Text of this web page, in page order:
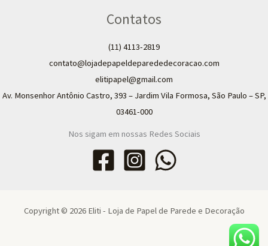
Contatos
(11) 4113-2819
contato@lojadepapeldeparededecoracao.com
elitipapel@gmail.com​
Av. Monsenhor Antônio Castro, 393 – Jardim Vila Formosa, São Paulo – SP,
03461-000
Nos sigam em nossas Redes Sociais
Copyright © 2026 Eliti - Loja de Papel de Parede e Decoração